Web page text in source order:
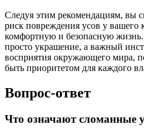
Следуя этим рекомендациям, вы
риск повреждения усов у вашего
комфортную и безопасную
просто украшение, а важный
восприятия окружающего мира,
быть приоритетом для каждого
Вопрос-ответ
Что означают сломанные